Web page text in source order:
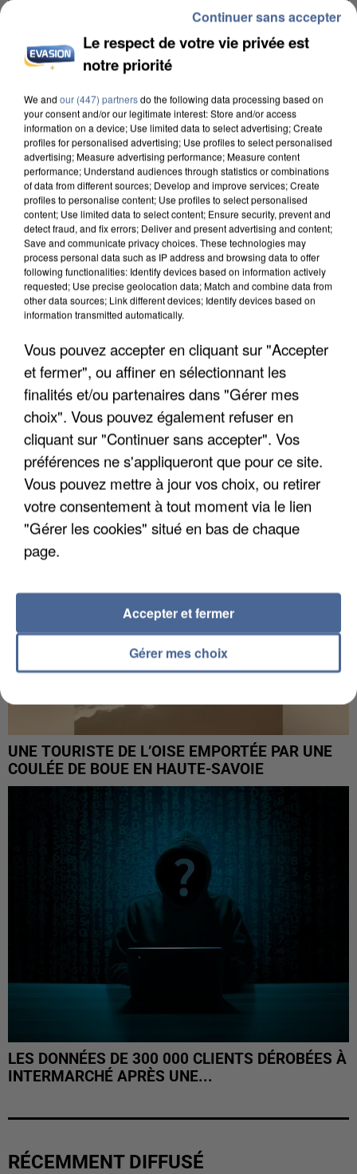
L’UN DES FONDATEURS SUPPOSÉS DE LA DZ
MAFIA INTERPELLÉ EN ALGÉRIE
UN SECOND CADRE DE LA DZ MAFIA
INTERPELLÉ EN ALGÉRIE
UNE TOURISTE DE L’OISE EMPORTÉE PAR UNE
COULÉE DE BOUE EN HAUTE-SAVOIE
LES DONNÉES DE 300 000 CLIENTS DÉROBÉES À
INTERMARCHÉ APRÈS UNE...
RÉCEMMENT DIFFUSÉ
Le respect de votre vie privée est
notre priorité
We and our (447) partnersdo the following data processing based on
your consent and/or our legitimate interest: Store and/or access
information on a device; Use limited data to select advertising; Create
profiles for personalised advertising; Use profiles to select personalised
advertising; Measure advertising performance; Measure content
performance; Understand audiences through statistics or combinations
of data from different sources; Develop and improve services; Create
profiles to personalise content; Use profiles to select personalised
content; Use limited data to select content; Ensure security, prevent and
detect fraud, and fix errors; Deliver and present advertising and content;
Save and communicate privacy choices. These technologies may
process personal data such as IP address and browsing data to offer
following functionalities: Identify devices based on information actively
requested; Use precise geolocation data; Match and combine data from
other data sources; Link different devices; Identify devices based on
information transmitted automatically.
Vous pouvez accepter en cliquant sur "Accepter
et fermer", ou affiner en sélectionnant les
finalités et/ou partenaires dans "Gérer mes
choix". Vous pouvez également refuser en
cliquant sur "Continuer sans accepter". Vos
préférences ne s'appliqueront que pour ce site.
Vous pouvez mettre à jour vos choix, ou retirer
votre consentement à tout moment via le lien
"Gérer les cookies" situé en bas de chaque
page.
Gérer mes choix
Accepter et fermer
Continuer sans accepter